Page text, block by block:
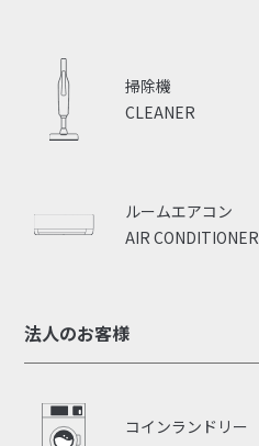
CLEANER
掃除機
AIR CONDITIONER
ルームエアコン
法人のお客様
コインランドリー